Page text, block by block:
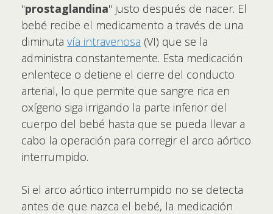
"prostaglandina" justo después de nacer. El
bebé recibe el medicamento a través de una
diminuta vía intravenosa (VI) que se la
administra constantemente. Esta medicación
enlentece o detiene el cierre del conducto
arterial, lo que permite que sangre rica en
oxígeno siga irrigando la parte inferior del
cuerpo del bebé hasta que se pueda llevar a
cabo la operación para corregir el arco aórtico
interrumpido.
Si el arco aórtico interrumpido no se detecta
antes de que nazca el bebé, la medicación